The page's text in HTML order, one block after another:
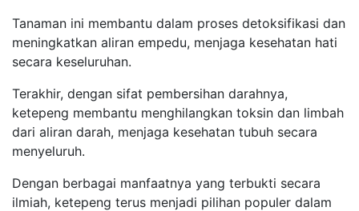
Tanaman ini membantu dalam proses detoksifikasi dan
meningkatkan aliran empedu, menjaga kesehatan hati
secara keseluruhan.
Terakhir, dengan sifat pembersihan darahnya,
ketepeng membantu menghilangkan toksin dan limbah
dari aliran darah, menjaga kesehatan tubuh secara
menyeluruh.
Dengan berbagai manfaatnya yang terbukti secara
ilmiah, ketepeng terus menjadi pilihan populer dalam